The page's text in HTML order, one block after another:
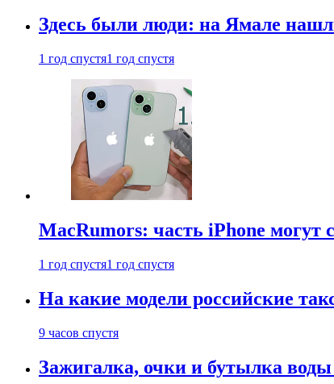
Здесь были люди: на Ямале
1 год спустя1 год спустя
MacRumors: часть iPhone могут
1 год спустя1 год спустя
На какие модели российские
9 часов спустя
Зажигалка, очки и бутылка